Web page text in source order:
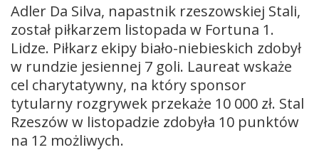
Adler Da Silva, napastnik rzeszowskiej Stali,
został piłkarzem listopada w Fortuna 1.
Lidze. Piłkarz ekipy biało-niebieskich zdobył
w rundzie jesiennej 7 goli. Laureat wskaże
cel charytatywny, na który sponsor
tytularny rozgrywek przekaże 10 000 zł. Stal
Rzeszów w listopadzie zdobyła 10 punktów
na 12 możliwych.